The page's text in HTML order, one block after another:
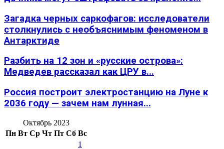
Загадка черных саркофагов: исследователи
столкнулись с необъяснимым феноменом в
Антарктиде
Разбить на 12 зон и «русские острова»:
Медведев рассказал как ЦРУ в...
Россия построит электростанцию на Луне к
2036 году — зачем нам лунная...
Октябрь 2023
Пн Вт Ср Чт Пт Сб Вс
1